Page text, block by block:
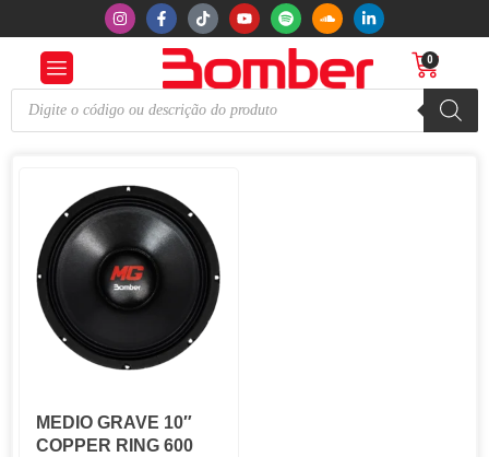
0
MEDIO GRAVE 10″
COPPER RING 600